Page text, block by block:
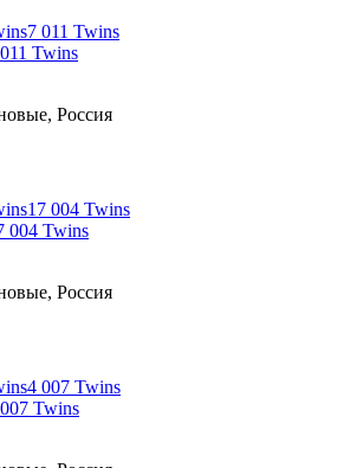
Twins
Россия
004 Twins
Россия
Twins